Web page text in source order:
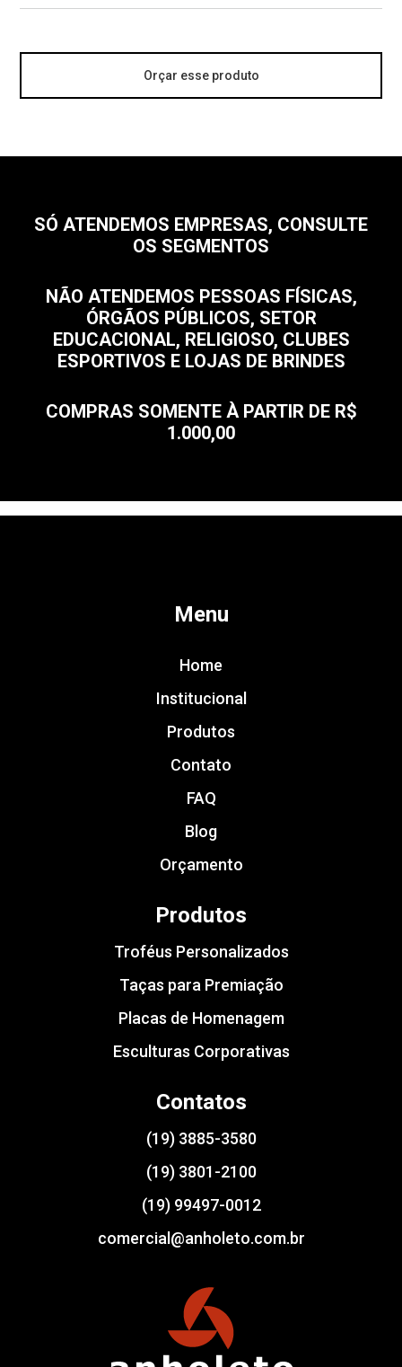
Orçar esse produto
SÓ ATENDEMOS EMPRESAS, CONSULTE
OS SEGMENTOS
NÃO ATENDEMOS PESSOAS FÍSICAS,
ÓRGÃOS PÚBLICOS, SETOR
EDUCACIONAL, RELIGIOSO, CLUBES
ESPORTIVOS E LOJAS DE BRINDES
COMPRAS SOMENTE À PARTIR DE R$
1.000,00
Menu
Home
Institucional
Produtos
Contato
FAQ
Blog
Orçamento
Produtos
Troféus Personalizados
Taças para Premiação
Placas de Homenagem
Esculturas Corporativas
Contatos
(19) 3885-3580
(19) 3801-2100
(19) 99497-0012
comercial@anholeto.com.br